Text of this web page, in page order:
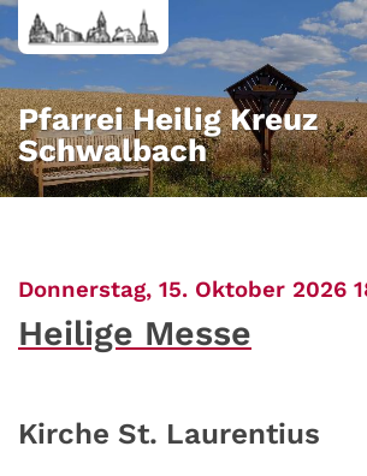
Zum Inhalt springen
Pfarrei Heilig Kreuz
Schwalbach
Donnerstag, 15. Oktober 2026
Heilige Messe
Kirche St. Laurentius